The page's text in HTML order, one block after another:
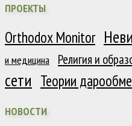
ПРОЕКТЫ
Orthodox Monitor
и медицина
Религия и
сети Теории
НОВОСТИ